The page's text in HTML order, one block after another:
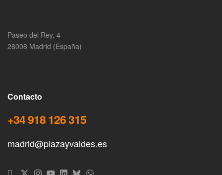
Paseo del Rey, 4
28008 Madrid (España)
Contacto
+34 918 126 315
madrid@plazayvaldes.es